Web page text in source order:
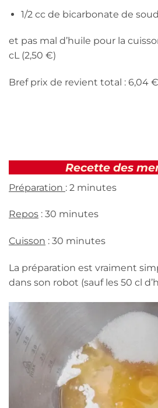
1/2 cc de bicarbonate de
et pas mal d’huile pour la
cL (2,50 €)
Bref prix de revient total : 6,04 €
Recette des
Préparation : 2 minutes
Repos : 30 minutes
Cuisson : 30 minutes
La préparation est vraiment
dans son robot (sauf les 50 cl